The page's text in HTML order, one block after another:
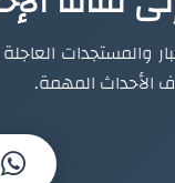
والمستجدات
الأحداث المهمة.